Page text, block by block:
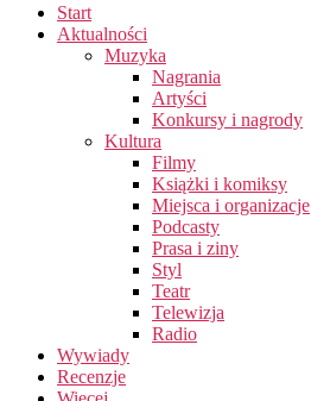
Start
Aktualności
Muzyka
Nagrania
Artyści
Konkursy i nagrody
Kultura
Filmy
Książki i komiksy
Miejsca i organizacje
Podcasty
Prasa i ziny
Styl
Teatr
Telewizja
Radio
Wywiady
Recenzje